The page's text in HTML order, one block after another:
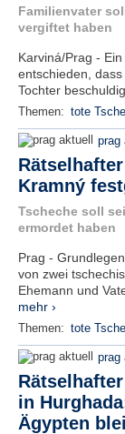
Familienvater
vergiftet haben
Karviná/Prag -
entschieden,
Tochter
Themen: tote
prag
Kramný
Tscheche soll
ermordet haben
Prag -
von zwei
Ehemann und
mehr ›
Themen: tote
prag
in
Ägypten